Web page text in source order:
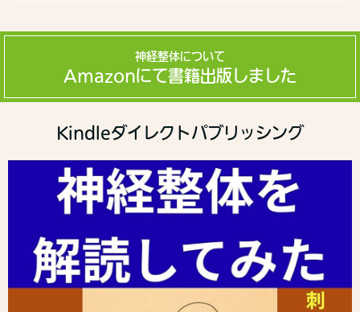
神経整体について
Amazonにて書籍出版しました
Kindleダイレクトパブリッシング